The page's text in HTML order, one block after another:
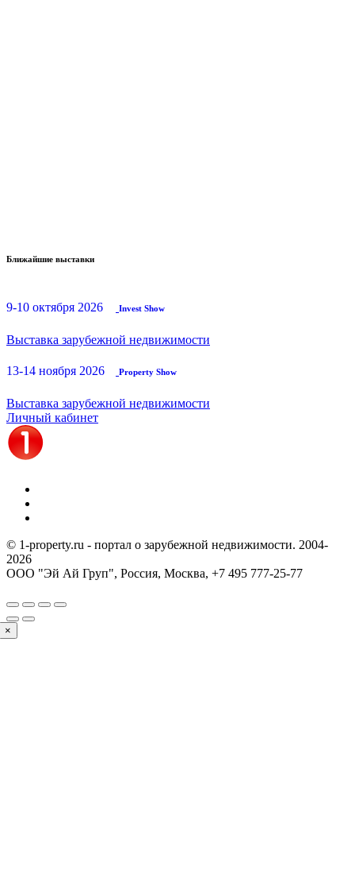
Ближайшие выставки
9-10 октября 2026 Invest Show
Выставка зарубежной недвижимости
13-14 ноября 2026 Property Show
Выставка зарубежной недвижимости
Личный кабинет
© 1-property.ru - портал о зарубежной недвижимости. 2004-
2026
ООО "Эй Ай Груп", Россия, Москва, +7 495 777-25-77
×